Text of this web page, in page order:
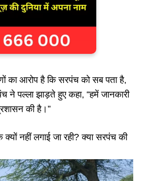
का आरोप है कि सरपंच को सब पता है,
ने पल्ला झाड़ते हुए कहा, “हमें जानकारी
की है।”
क्यों नहीं लगाई जा रही? क्या सरपंच की